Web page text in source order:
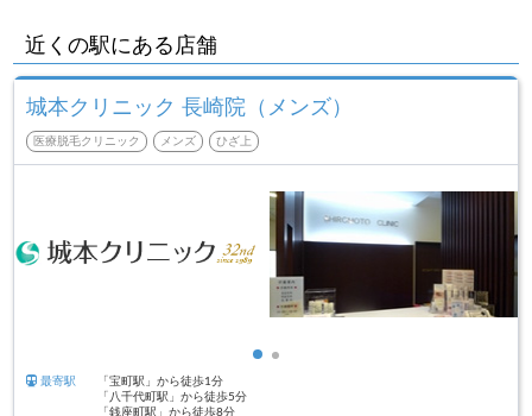
近くの駅にある店舗
城本クリニック 長崎院（メンズ）
医療脱毛クリニック メンズ ひざ上
最寄駅
「宝町駅」から徒歩1分
「八千代町駅」から徒歩5分
「銭座町駅」から徒歩8分